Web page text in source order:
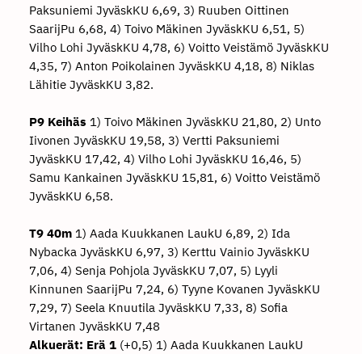
Paksuniemi JyväskKU 6,69, 3) Ruuben Oittinen
SaarijPu 6,68, 4) Toivo Mäkinen JyväskKU 6,51, 5)
Vilho Lohi JyväskKU 4,78, 6) Voitto Veistämö JyväskKU
4,35, 7) Anton Poikolainen JyväskKU 4,18, 8) Niklas
Lähitie JyväskKU 3,82.
P9 Keihäs 1) Toivo Mäkinen JyväskKU 21,80, 2) Unto
Iivonen JyväskKU 19,58, 3) Vertti Paksuniemi
JyväskKU 17,42, 4) Vilho Lohi JyväskKU 16,46, 5)
Samu Kankainen JyväskKU 15,81, 6) Voitto Veistämö
JyväskKU 6,58.
T9 40m1) Aada Kuukkanen LaukU 6,89, 2) Ida
Nybacka JyväskKU 6,97, 3) Kerttu Vainio JyväskKU
7,06, 4) Senja Pohjola JyväskKU 7,07, 5) Lyyli
Kinnunen SaarijPu 7,24, 6) Tyyne Kovanen JyväskKU
7,29, 7) Seela Knuutila JyväskKU 7,33, 8) Sofia
Virtanen JyväskKU 7,48
Alkuerät: Erä 1(+0,5) 1) Aada Kuukkanen LaukU